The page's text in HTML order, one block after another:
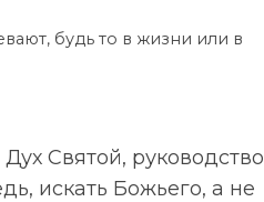
будь то в жизни или в
Святой, руководство
искать Божьего, а не